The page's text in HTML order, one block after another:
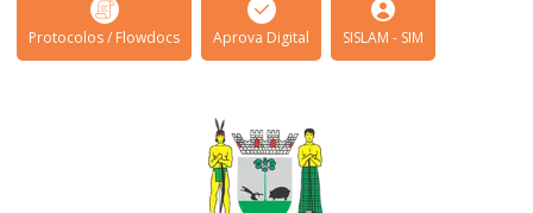
Protocolos / Flowdocs Aprova Digital SISLAM - SIM